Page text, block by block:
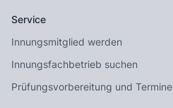
Service
Innungsmitglied werden
Innungsfachbetrieb suchen
Prüfungsvorbereitung und Termine